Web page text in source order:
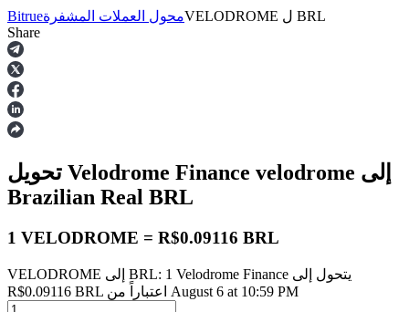
العقود الآجلة
العقود الآجلة USDT
Bitrueمحول العملات المشفرةVELODROME ل BRL
Share
تحويل Velodrome Finance velodrome
Brazilian Real BRL
1 VELODROME = R$0.09116 BRL
VELODROME إلى BRL: 1 Velodrome Finance يتحول إلى
R$0.09116 BRL اعتباراً من August 6 at 10:59 PM